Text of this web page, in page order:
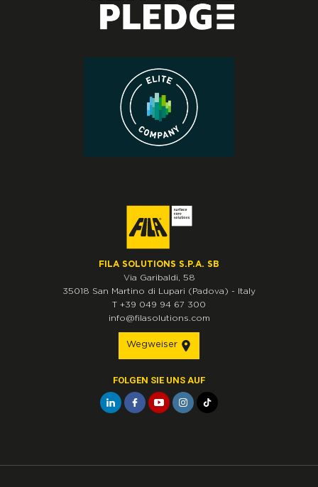
FILA SOLUTIONS S.P.A. SB
Via Garibaldi, 58
35018 San Martino di Lupari (Padova) -
Italy
T +39 049 94 67 300
info@filasolutions.com
Wegweiser
FOLGEN SIE UNS AUF